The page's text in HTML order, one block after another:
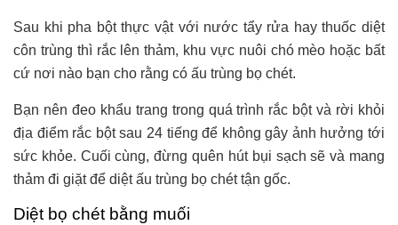
Sau khi pha bột thực vật với nước tẩy rửa hay thuốc diệt
côn trùng thì rắc lên thảm, khu vực nuôi chó mèo hoặc bất
cứ nơi nào bạn cho rằng có ấu trùng bọ chét.
Bạn nên đeo khẩu trang trong quá trình rắc bột và rời khỏi
địa điểm rắc bột sau 24 tiếng để không gây ảnh hưởng tới
sức khỏe. Cuối cùng, đừng quên hút bụi sạch sẽ và mang
thảm đi giặt để diệt ấu trùng bọ chét tận gốc.
Diệt bọ chét bằng muối